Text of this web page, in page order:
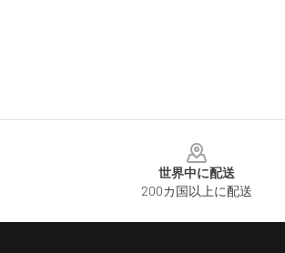
世界中に配送
200カ国以上に配送